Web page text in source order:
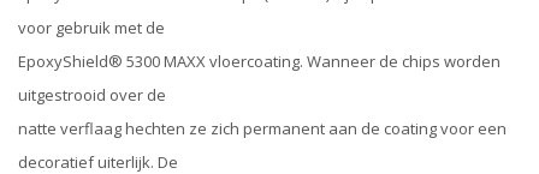
voor gebruik met de
EpoxyShield® 5300 MAXX vloercoating. Wanneer de chips worden
uitgestrooid over de
natte verflaag hechten ze zich permanent aan de coating voor een
decoratief uiterlijk. De